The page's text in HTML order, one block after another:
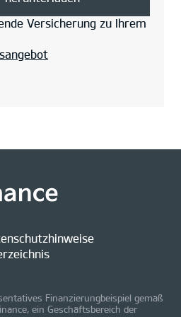
Versicherung zu Ihrem
Finanzierungbeispiel gemäß
ein Geschäftsbereich der